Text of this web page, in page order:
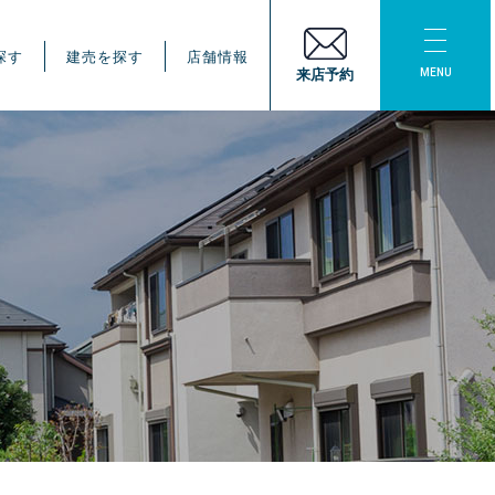
す 建売を探す
店舗情報
来店予約
MENU